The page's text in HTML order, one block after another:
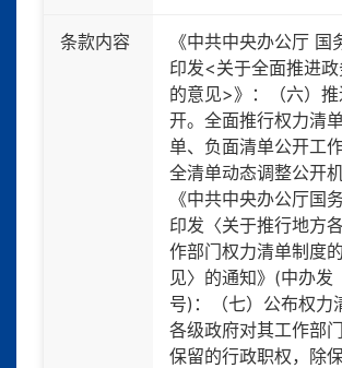
条款内容
《中共中央办公厅 国
印发<关于全面推进
的意见>》：（六）
开。全面推行权力清
单、负面清单公开工
全清单动态调整公开机
《中共中央办公厅国
印发〈关于推行地方
作部门权力清单制度
见〉的通知》(中办发
号)：（七）公布权力
各级政府对其工作部
保留的行政职权，除